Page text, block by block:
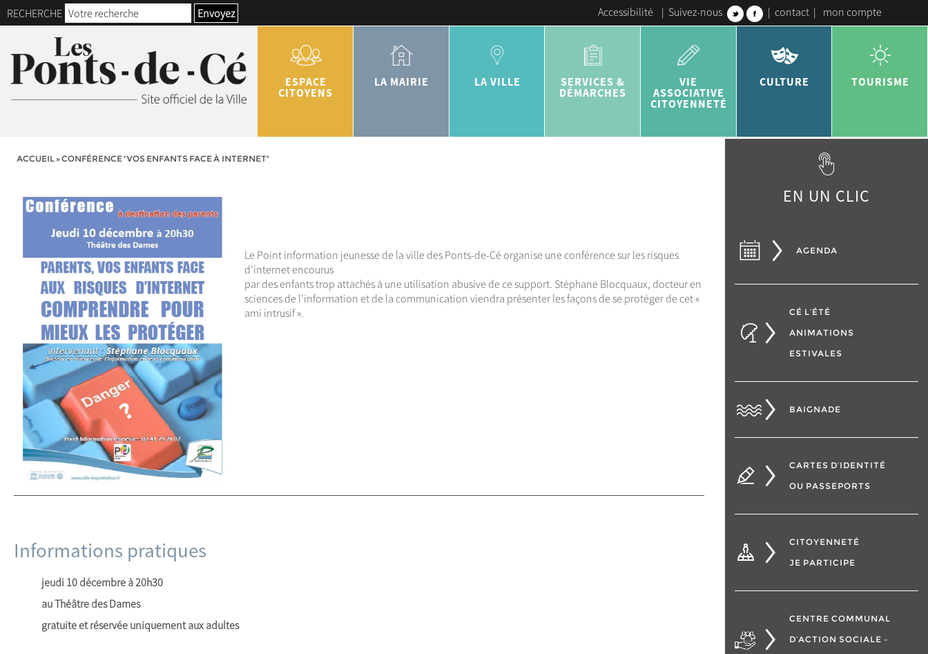
RECHERCHE Envoyez Accessibilité | Suivez-nous | contact | mon compte
ESPACE
CITOYENS
LA MAIRIE LA VILLE
SERVICES &
DÉMARCHES
VIE
ASSOCIATIVE
CITOYENNETÉ
CULTURE TOURISME
ACCUEIL»CONFÉRENCE "VOS ENFANTS FACE À INTERNET"
Le Point information jeunesse de la ville des Ponts-de-Cé organise une conférence sur les risques
d’internet encourus
par des enfants trop attachés à une utilisation abusive de ce support. Stéphane Blocquaux, docteur en
sciences de l’information et de la communication viendra présenter les façons de se protéger de cet «
ami intrusif ».
Informations pratiques
jeudi 10 décembre à 20h30
au Théâtre des Dames
gratuite et réservée uniquement aux adultes
EN UN CLIC
AGENDA
CÉ L’ÉTÉ
ANIMATIONS
ESTIVALES
BAIGNADE
CARTES D’IDENTITÉ
OU PASSEPORTS
CITOYENNETÉ
JE PARTICIPE
CENTRE COMMUNAL
D’ACTION SOCIALE –